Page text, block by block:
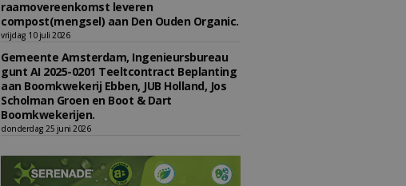
raamovereenkomst leveren
compost(mengsel) aan Den Ouden Organic.
vrijdag 10 juli 2026
Gemeente Amsterdam, Ingenieursbureau
gunt AI 2025-0201 Teeltcontract Beplanting
aan Boomkwekerij Ebben, JUB Holland, Jos
Scholman Groen en Boot & Dart
Boomkwekerijen.
donderdag 25 juni 2026